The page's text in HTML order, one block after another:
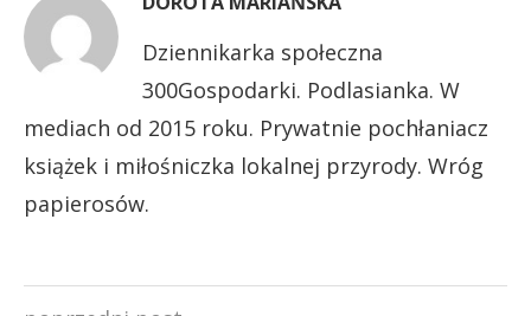
Dziennikarka społeczna
300Gospodarki. Podlasianka. W
mediach od 2015 roku. Prywatnie pochłaniacz
książek i miłośniczka lokalnej przyrody. Wróg
papierosów.